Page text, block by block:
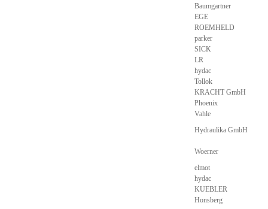
Baumgartner
EGE
ROEMHELD
parker
SICK
LR
hydac
Tollok
KRACHT GmbH
Phoenix
Vahle
Hydraulika GmbH
Woerner
elmot
hydac
KUEBLER
Honsberg